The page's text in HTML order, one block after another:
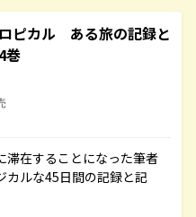
ピカル ある旅の記録と
巻
滞在することになった筆者
カルな45日間の記録と記